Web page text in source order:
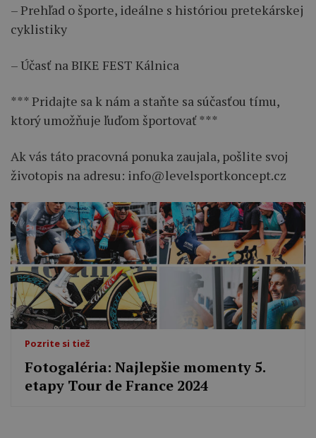
– Prehľad o športe, ideálne s históriou pretekárskej
cyklistiky
– Účasť na BIKE FEST Kálnica
*** Pridajte sa k nám a staňte sa súčasťou tímu,
ktorý umožňuje ľuďom športovať ***
Ak vás táto pracovná ponuka zaujala, pošlite svoj
životopis na adresu: info@levelsportkoncept.cz
Pozrite si tiež
Fotogaléria: Najlepšie momenty 5.
etapy Tour de France 2024